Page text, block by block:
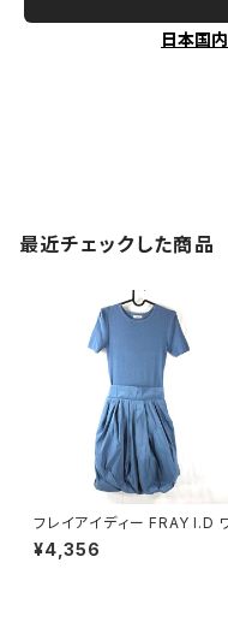
日本国
最近チェックした商品
フレイアイディー FRAY I.D
ピース 半袖 ニット 異素材 バ
ーンスカート バックリボン イン
¥4,356